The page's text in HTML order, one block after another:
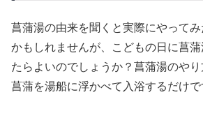
菖蒲湯の由来を聞くと実際にやって
かもしれませんが、こどもの日に菖
たらよいのでしょうか？菖蒲湯のやり
菖蒲を湯船に浮かべて入浴するだけで